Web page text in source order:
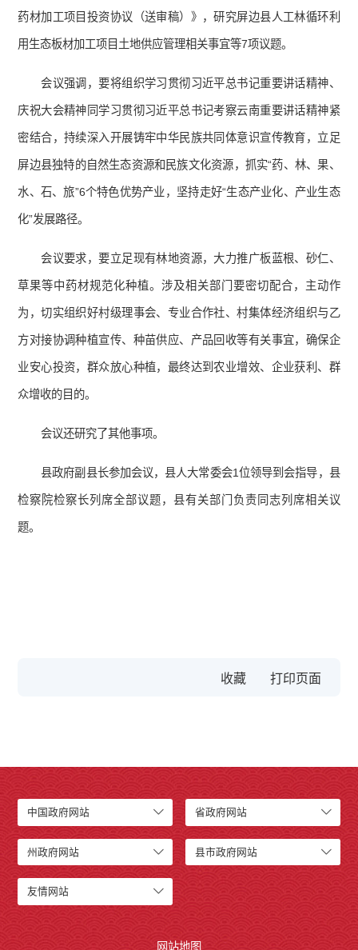
药材加工项目投资协议（送审稿）》，研究屏边县人工林循环利
用生态板材加工项目土地供应管理相关事宜等7项议题。
会议强调，要将组织学习贯彻习近平总书记重要讲话精神、
庆祝大会精神同学习贯彻习近平总书记考察云南重要讲话精神紧
密结合，持续深入开展铸牢中华民族共同体意识宣传教育，立足
屏边县独特的自然生态资源和民族文化资源，抓实“药、林、果、
水、石、旅”6个特色优势产业，坚持走好“生态产业化、产业生态
化”发展路径。
会议要求，要立足现有林地资源，大力推广板蓝根、砂仁、
草果等中药材规范化种植。涉及相关部门要密切配合，主动作
为，切实组织好村级理事会、专业合作社、村集体经济组织与乙
方对接协调种植宣传、种苗供应、产品回收等有关事宜，确保企
业安心投资，群众放心种植，最终达到农业增效、企业获利、群
众增收的目的。
会议还研究了其他事项。
县政府副县长参加会议，县人大常委会1位领导到会指导，县
检察院检察长列席全部议题，县有关部门负责同志列席相关议
题。
收藏
中国政府网站 省政府网站
州政府网站 县市政府网站
友情网站
网站地图